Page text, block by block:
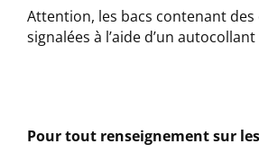
Attention, les bacs contenant
signalées à l’aide d’un
Pour tout renseignement sur